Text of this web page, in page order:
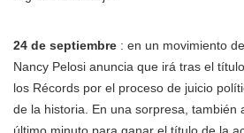
24 de septiembre : en un movimiento
Nancy Pelosi anuncia que irá tras el
los Récords por el proceso de juicio
de la historia. En una sorpresa, también
último minuto para ganar el título de la